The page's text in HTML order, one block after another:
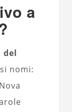
a
del
nomi: